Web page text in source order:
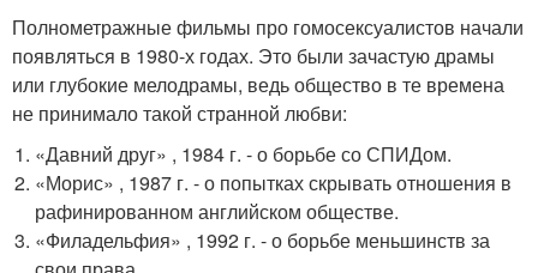
Полнометражные фильмы про гомосексуалистов начали
появляться в 1980-х годах. Это были зачастую драмы
или глубокие мелодрамы, ведь общество в те времена
не принимало такой странной любви:
«Давний друг» , 1984 г. - о борьбе со СПИДом.
«Морис» , 1987 г. - о попытках скрывать отношения в
рафинированном английском обществе.
«Филадельфия» , 1992 г. - о борьбе меньшинств за